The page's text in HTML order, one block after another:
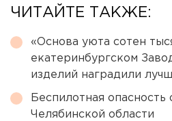
ЧИТАЙТЕ ТАКЖЕ:
«Основа уюта сотен
екатеринбургском
изделий наградили
Беспилотная опасность
Челябинской области